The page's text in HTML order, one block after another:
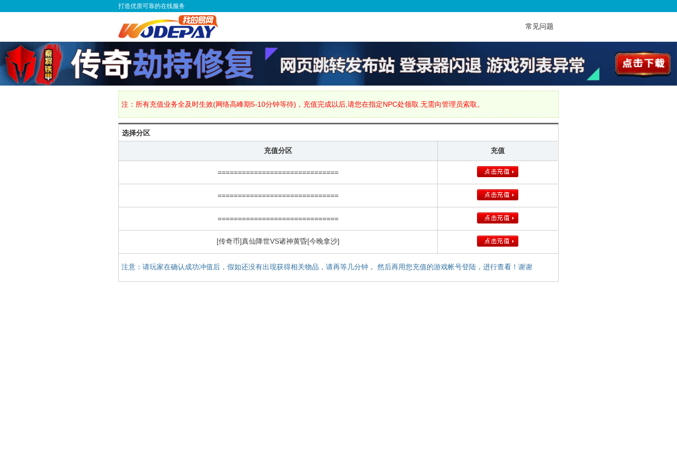
打造优质可靠的在线服务
常见问题
注：所有充值业务全及时生效(网络高峰期5-10分钟等待)，充值完成以后,请您在指定NPC处领取.无需向管理员索取。
选择分区
充值分区 充值
==============================
==============================
==============================
[传奇币]真仙降世VS诸神黄昏[今晚拿沙]
注意：请玩家在确认成功冲值后，假如还没有出现获得相关物品，请再等几分钟， 然后再用您充值的游戏帐号登陆，进行查看！谢谢